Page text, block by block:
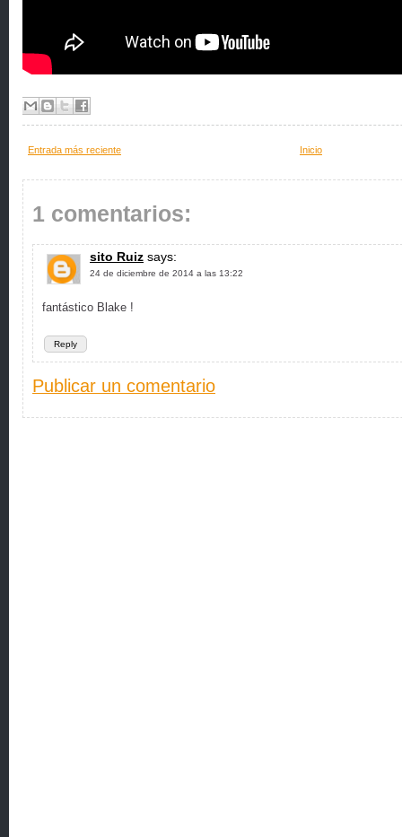
Entrada más reciente Inicio
1 comentarios:
sito Ruiz says:
24 de diciembre de 2014 a las 13:22
Reply
fantástico Blake !
Publicar un comentario